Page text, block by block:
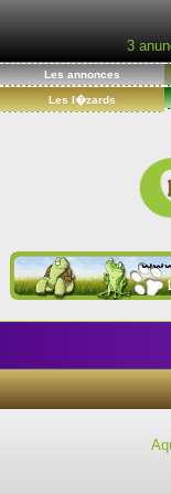
3
Les annonces
Les l�zards